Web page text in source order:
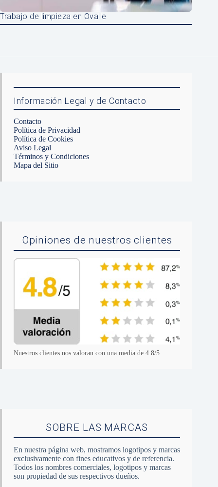
Trabajo de limpieza en Ovalle
Información Legal y de Contacto
Contacto
Política de Privacidad
Política de Cookies
Aviso Legal
Términos y Condiciones
Mapa del Sitio
Opiniones de nuestros clientes
Nuestros clientes nos valoran con una media de 4.8/5
SOBRE LAS MARCAS
En nuestra página web, mostramos logotipos y marcas
exclusivamente con fines educativos y de referencia.
Todos los nombres comerciales, logotipos y marcas
son propiedad de sus respectivos dueños.